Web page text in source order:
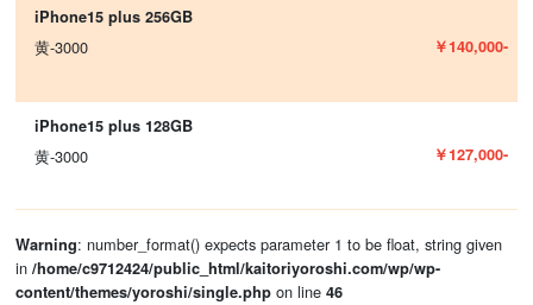
iPhone15 plus 256GB
黄-3000 ￥140,000-
iPhone15 plus 128GB
黄-3000 ￥127,000-
Warning: number_format() expects parameter 1 to be float, string given
in /home/c9712424/public_html/kaitoriyoroshi.com/wp/wp-
content/themes/yoroshi/single.phpon line 46